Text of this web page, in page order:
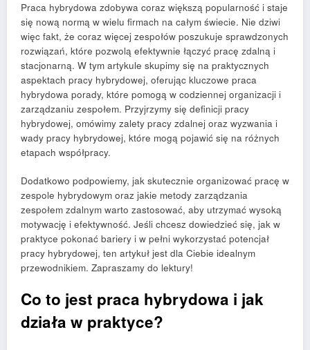
Praca hybrydowa zdobywa coraz większą popularność i staje
się nową normą w wielu firmach na całym świecie. Nie dziwi
więc fakt, że coraz więcej zespołów poszukuje sprawdzonych
rozwiązań, które pozwolą efektywnie łączyć pracę zdalną i
stacjonarną. W tym artykule skupimy się na praktycznych
aspektach pracy hybrydowej, oferując kluczowe praca
hybrydowa porady, które pomogą w codziennej organizacji i
zarządzaniu zespołem. Przyjrzymy się definicji pracy
hybrydowej, omówimy zalety pracy zdalnej oraz wyzwania i
wady pracy hybrydowej, które mogą pojawić się na różnych
etapach współpracy.
Dodatkowo podpowiemy, jak skutecznie organizować pracę w
zespole hybrydowym oraz jakie metody zarządzania
zespołem zdalnym warto zastosować, aby utrzymać wysoką
motywację i efektywność. Jeśli chcesz dowiedzieć się, jak w
praktyce pokonać bariery i w pełni wykorzystać potencjał
pracy hybrydowej, ten artykuł jest dla Ciebie idealnym
przewodnikiem. Zapraszamy do lektury!
Co to jest praca hybrydowa i jak
działa w praktyce?